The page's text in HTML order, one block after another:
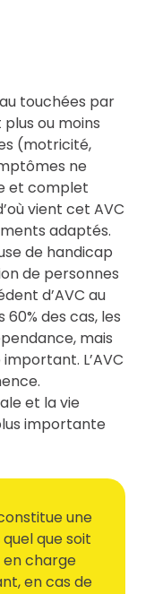
touchées par
plus ou moins
(motricité,
ne
et complet
vient cet AVC
adaptés.
de handicap
de personnes
d’AVC au
60% des cas, les
mais
L’AVC
et la vie
importante
une
que soit
en charge
en cas de